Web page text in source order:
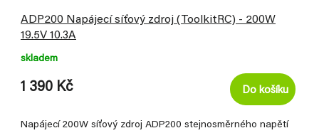
ADP200 Napájecí síťový zdroj (ToolkitRC) - 200W
19.5V 10.3A
skladem
1 390 Kč Do košíku
Napájecí 200W síťový zdroj ADP200 stejnosměrného napětí